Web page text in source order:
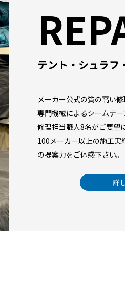
テント・シュラフ
メーカー公式の質の高い修
専門機械によるシームテー
修理担当職人8名がご要望
100メーカー以上の施工
の提案力をご体感下さい。
詳